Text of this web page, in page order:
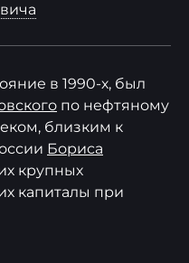
в 1990-х, был
по нефтяному
близким к
Бориса
крупных
капиталы при